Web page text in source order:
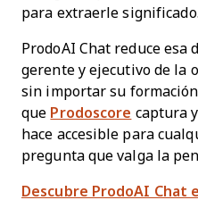
para extraerle significado.
ProdoAI Chat reduce esa
gerente y ejecutivo de la
sin importar su
que Prodoscore captura
hace accesible para
pregunta que valga la
Descubre ProdoAI Chat